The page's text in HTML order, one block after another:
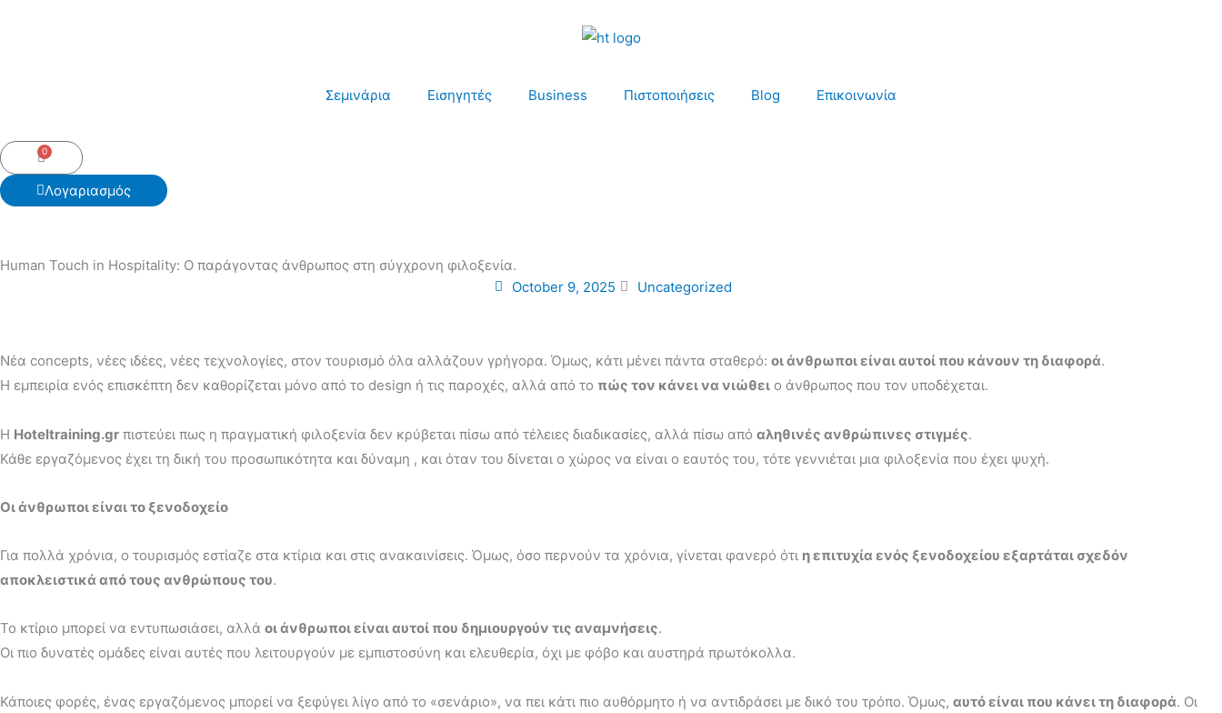
Σεμινάρια Εισηγητές Business Πιστοποιήσεις Blog Επικοινωνία
0
Cart
Λογαριασμός
Human Touch in Hospitality: Ο παράγοντας άνθρωπος στη σύγχρονη φιλοξενία.
October 9, 2025
Uncategorized
Νέα concepts, νέες ιδέες, νέες τεχνολογίες, στον τουρισμό όλα αλλάζουν γρήγορα. Όμως, κάτι μένει πάντα σταθερό: οι άνθρωποι είναι αυτοί που κάνουν τη διαφορά.
Η εμπειρία ενός επισκέπτη δεν καθορίζεται μόνο από το design ή τις παροχές, αλλά από το πώς τον κάνει να νιώθει ο άνθρωπος που τον υποδέχεται.
Η Hoteltraining.gr πιστεύει πως η πραγματική φιλοξενία δεν κρύβεται πίσω από τέλειες διαδικασίες, αλλά πίσω από αληθινές ανθρώπινες στιγμές.
Κάθε εργαζόμενος έχει τη δική του προσωπικότητα και δύναμη , και όταν του δίνεται ο χώρος να είναι ο εαυτός του, τότε γεννιέται μια φιλοξενία που έχει ψυχή.
Οι άνθρωποι είναι το ξενοδοχείο
Για πολλά χρόνια, ο τουρισμός εστίαζε στα κτίρια και στις ανακαινίσεις. Όμως, όσο περνούν τα χρόνια, γίνεται φανερό ότι η επιτυχία ενός ξενοδοχείου εξαρτάται σχεδόν
αποκλειστικά από τους ανθρώπους του.
Το κτίριο μπορεί να εντυπωσιάσει, αλλά οι άνθρωποι είναι αυτοί που δημιουργούν τις αναμνήσεις.
Οι πιο δυνατές ομάδες είναι αυτές που λειτουργούν με εμπιστοσύνη και ελευθερία, όχι με φόβο και αυστηρά πρωτόκολλα.
Κάποιες φορές, ένας εργαζόμενος μπορεί να ξεφύγει λίγο από το «σενάριο», να πει κάτι πιο αυθόρμητο ή να αντιδράσει με δικό του τρόπο. Όμως, αυτό είναι που κάνει τη διαφορά. Οι